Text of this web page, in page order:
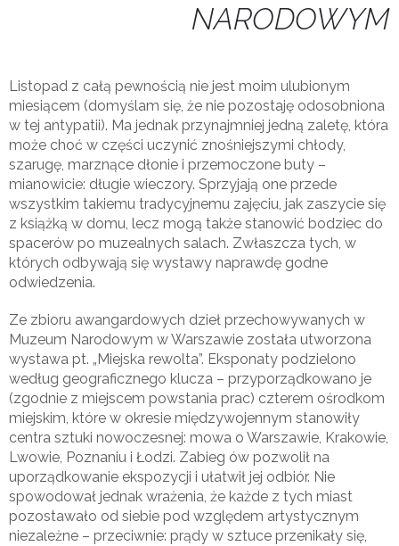
NARODOWYM
Listopad z całą pewnością nie jest moim ulubionym
miesiącem (domyślam się, że nie pozostaję odosobniona
w tej antypatii). Ma jednak przynajmniej jedną zaletę, która
może choć w części uczynić znośniejszymi chłody,
szarugę, marznące dłonie i przemoczone buty –
mianowicie: długie wieczory. Sprzyjają one przede
wszystkim takiemu tradycyjnemu zajęciu, jak zaszycie się
z książką w domu, lecz mogą także stanowić bodziec do
spacerów po muzealnych salach. Zwłaszcza tych, w
których odbywają się wystawy naprawdę godne
odwiedzenia.
Ze zbioru awangardowych dzieł przechowywanych w
Muzeum Narodowym w Warszawie została utworzona
wystawa pt. „Miejska rewolta”. Eksponaty podzielono
według geograficznego klucza – przyporządkowano je
(zgodnie z miejscem powstania prac) czterem ośrodkom
miejskim, które w okresie międzywojennym stanowiły
centra sztuki nowoczesnej: mowa o Warszawie, Krakowie,
Lwowie, Poznaniu i Łodzi. Zabieg ów pozwolił na
uporządkowanie ekspozycji i ułatwił jej odbiór. Nie
spowodował jednak wrażenia, że każde z tych miast
pozostawało od siebie pod względem artystycznym
niezależne – przeciwnie: prądy w sztuce przenikały się,